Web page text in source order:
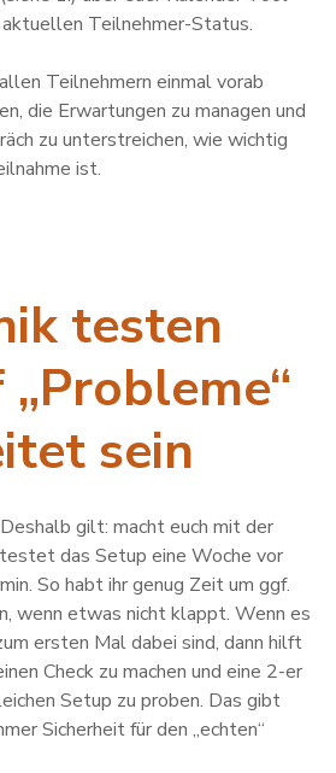
Teilnehmer-Status.
Teilnehmern einmal vorab
die Erwartungen zu managen und
zu unterstreichen, wie wichtig
ist.
testen
sein
gilt: macht euch mit der
das Setup eine Woche vor
So habt ihr genug Zeit um ggf.
wenn etwas nicht klappt. Wenn es
ersten Mal dabei sind, dann hilft
Check zu machen und eine 2-er
Setup zu proben. Das gibt
Sicherheit für den „echten“